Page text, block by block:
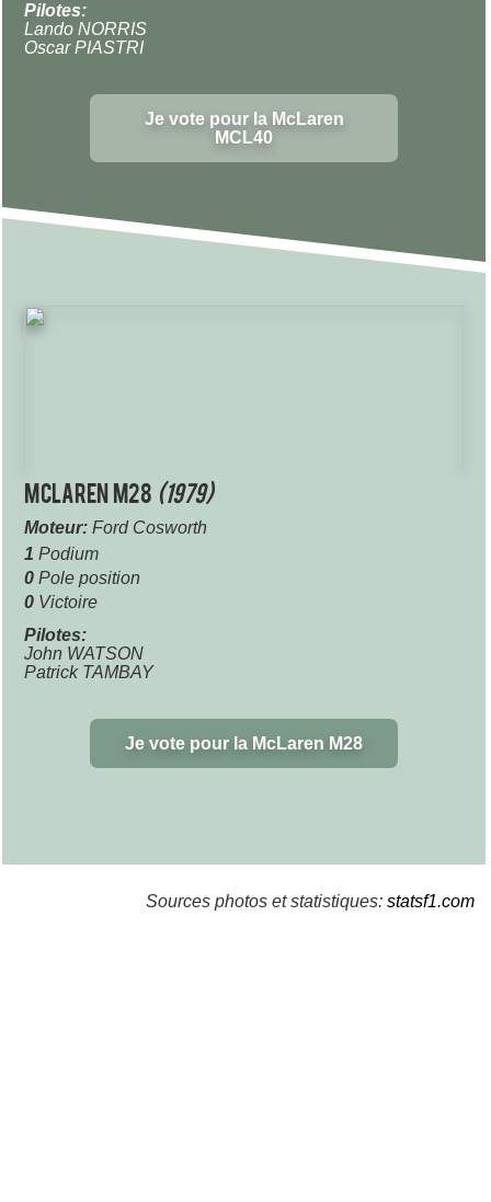
Pilotes:
Lando NORRIS
Oscar PIASTRI
Je vote pour la McLaren
MCL40
McLaren M28 (1979)
Moteur: Ford Cosworth
1 Podium
0 Pole position
0 Victoire
Pilotes:
John WATSON
Patrick TAMBAY
Je vote pour la McLaren M28
Sources photos et statistiques: statsf1.com